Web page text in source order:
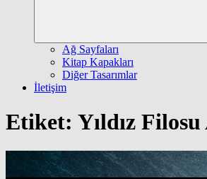
Ağ Sayfaları
Kitap Kapakları
Diğer Tasarımlar
İletişim
Etiket: Yıldız